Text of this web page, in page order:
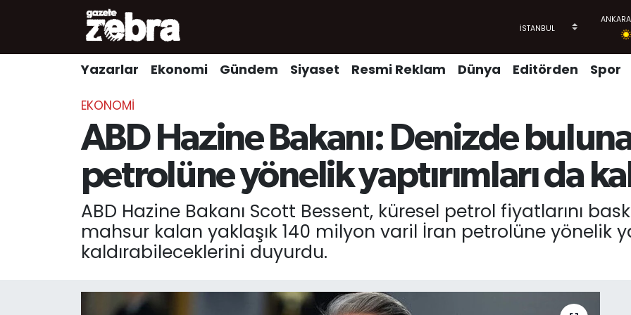
Yazarlar Ekonomi Gündem Siyaset Resmi Reklam Dünya Editörden Spor
EKONOMI
ABD Hazine Bakanı: Denizde
petrolüne yönelik yaptırımları da
ABD Hazine Bakanı Scott Bessent, küresel petrol fiyatlarını
mahsur kalan yaklaşık 140 milyon varil İran petrolüne yönelik
kaldırabileceklerini duyurdu.
Yazarlar
Kültür-Sanat
Nöbetçi Eczaneler
Trafik Durumu
Süper Lig Puan Durumu ve Fikstür
Tüm Manşetler
Son Dakika Haberleri